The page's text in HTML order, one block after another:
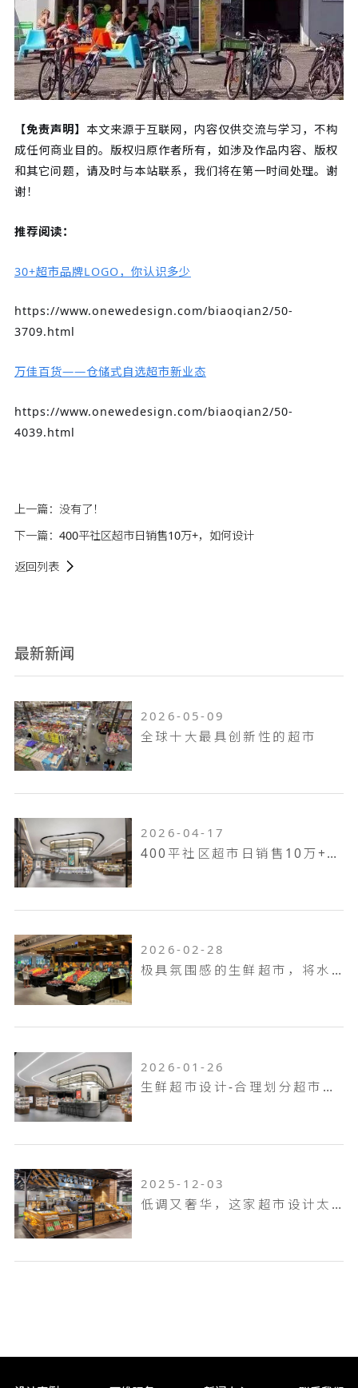
【免责声明】 本文来源于互联网，内容仅供交流与学习，不构
成任何商业目的。版权归原作者所有，如涉及作品内容、版权
和其它问题，请及时与本站联系，我们将在第一时间处理。谢
谢！
推荐阅读：
30+超市品牌LOGO，你认识多少
https://www.onewedesign.com/biaoqian2/50-
3709.html
万佳百货——仓储式自选超市新业态
https://www.onewedesign.com/biaoqian2/50-
4039.html
上一篇： 没有了！
下一篇： 400平社区超市日销售10万+，如何设计
返回列表
最新新闻
2026-05-09
全球十大最具创新性的超市
2026-04-17
400平社区超市日销售10万+，如何设计
2026-02-28
极具氛围感的生鲜超市，将水果卖出了高级感
2026-01-26
生鲜超市设计-合理划分超市动线
2025-12-03
低调又奢华，这家超市设计太有个性了